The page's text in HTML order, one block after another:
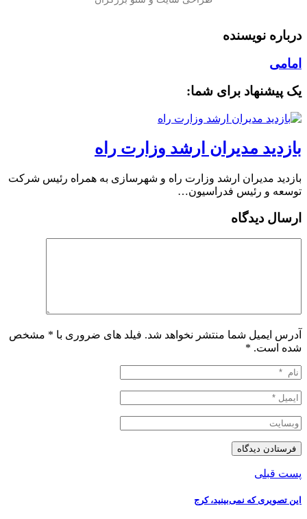
درباره نویسنده
امامی
یک پیشنهاد برای شما:
بازدید مدیران ارشد وزارت راه
بازدید مدیران ارشد وزارت راه و شهرسازی به همراه رئیس شرکت
توسعه و رئیس فدراسیون…
ارسال دیدگاه
آدرس ایمیل شما منتشر نخواهد شد. فیلد های ضروری با * مشخص
شده است. *
پست قبلی
️این تصویری که نمی‌بینید، کرج